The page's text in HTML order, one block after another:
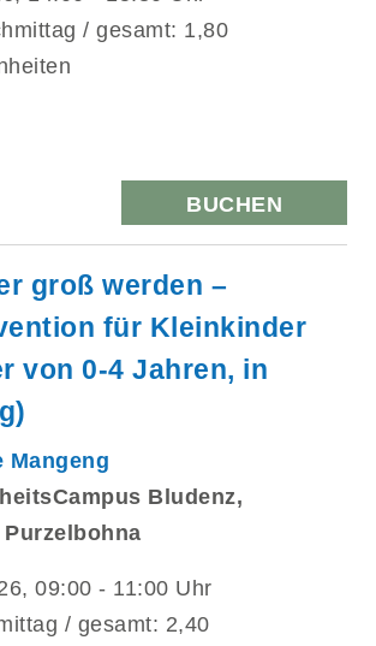
/ gesamt: 1,80
BUCHEN
groß werden –
für Kleinkinder
von 0-4 Jahren, in
Mangeng
Bludenz,
09:00 - 11:00 Uhr
/ gesamt: 2,40